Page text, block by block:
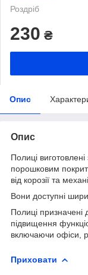
Роздріб
230 ₴
Опис
Опис
Полиці виготовлені
порошковим
від корозії та
Вони доступні
Полиці призначені
підвищення
включаючи офіси,
Приховати